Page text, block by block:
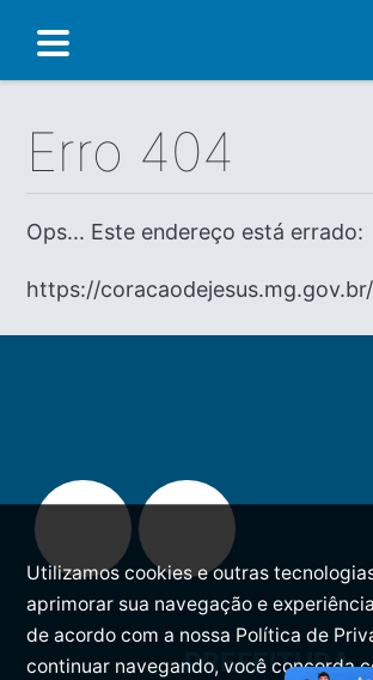
Erro 404
Ops... Este endereço está errado:
https://
PREFEITURA
Utilizamos cookies e outras
aprimorar sua navegação e
de acordo com a nossa Política de
continuar navegando, você concorda